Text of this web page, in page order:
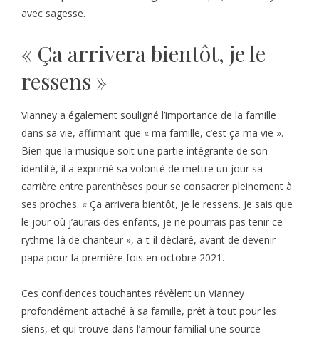
avec sagesse.
« Ça arrivera bientôt, je le
ressens »
Vianney a également souligné l’importance de la famille
dans sa vie, affirmant que « ma famille, c’est ça ma vie ».
Bien que la musique soit une partie intégrante de son
identité, il a exprimé sa volonté de mettre un jour sa
carrière entre parenthèses pour se consacrer pleinement à
ses proches. « Ça arrivera bientôt, je le ressens. Je sais que
le jour où j’aurais des enfants, je ne pourrais pas tenir ce
rythme-là de chanteur », a-t-il déclaré, avant de devenir
papa pour la première fois en octobre 2021.
Ces confidences touchantes révèlent un Vianney
profondément attaché à sa famille, prêt à tout pour les
siens, et qui trouve dans l’amour familial une source